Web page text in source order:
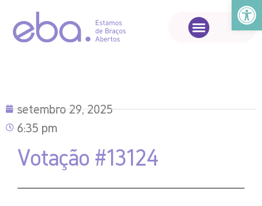
Abrir
setembro 29, 2025
6:35 pm
Votação #13124